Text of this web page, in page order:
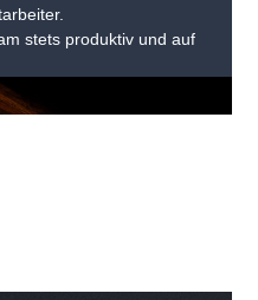
stets produktiv und auf